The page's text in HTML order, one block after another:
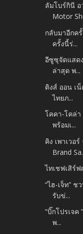
ลัมโบร์กินี
Motor
กลับมาอีกครั้
ครั้งนี้ร่...
อีซูซุจัดแสด
ล่าสุด พ...
ติงส์ ออน เ
ไทยภ...
โคคา-โคล่
พร้อมเ...
คิง เพาเวอ
Brand
ไทเชฟเสิร์
“ไฮ-เจ็ท”
รับข่...
“บิ๊กโปรเจค
พ...